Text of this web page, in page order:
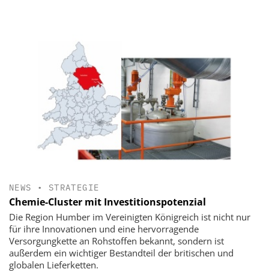
NEWS • STRATEGIE
Chemie-Cluster mit Investitionspotenzial
Die Region Humber im Vereinigten Königreich ist nicht nur
für ihre Innovationen und eine hervorragende
Versorgungkette an Rohstoffen bekannt, sondern ist
außerdem ein wichtiger Bestandteil der britischen und
globalen Lieferketten.